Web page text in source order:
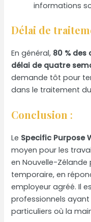
informations
Délai de
En général, 80 %
délai de quatre
demande tôt pour
dans le traitement
Conclusion :
Le Specific Purpose
moyen pour les
en Nouvelle-
temporaire, en
employeur agréé. Il
professionnels
particuliers où la